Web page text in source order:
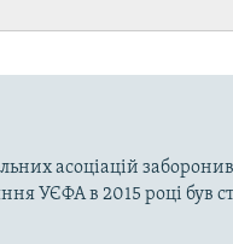
асоціацій
УЄФА в 2015 році був